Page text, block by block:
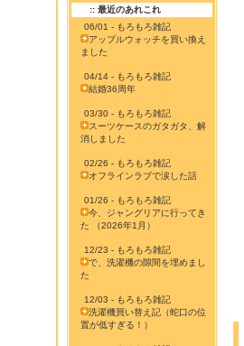
:: 最近のあれこれ
06/01 - もろもろ雑記
アップルウォッチを買い換え
ました
04/14 - もろもろ雑記
結婚36周年
03/30 - もろもろ雑記
スーツケースのガタガタ、解
消しました
02/26 - もろもろ雑記
オフラインラブで涙した話
01/26 - もろもろ雑記
今、ジャングリアに行ってき
た （2026年1月）
12/23 - もろもろ雑記
で、洗濯機の隙間を埋めまし
た
12/03 - もろもろ雑記
洗濯機買い替え記（蛇口の位
置が低すぎる！）